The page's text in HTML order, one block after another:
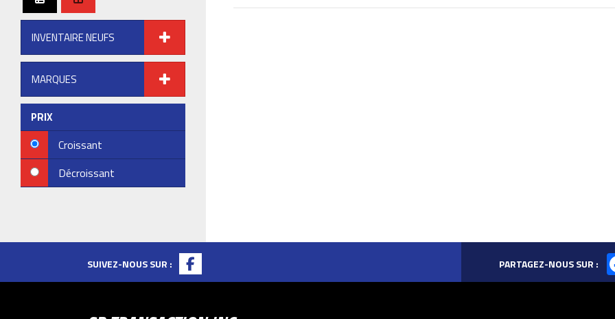
INVENTAIRE NEUFS
MARQUES
PRIX
Croissant
Décroissant
SUIVEZ-NOUS SUR : PARTAGEZ-NOUS SUR :